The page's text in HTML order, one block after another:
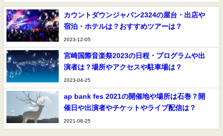
カウントダウンジャパン2324の屋台・出店や
宿泊・ホテルは？おすすめツアーは？
2023-12-05
宮崎国際音楽祭2023の日程・プログラムや出
演者は？場所やアクセスや駐車場は？
2023-04-25
ap bank fes 2021の開催地や場所は石巻？開
催日や出演者やチケットやライブ配信は？
2021-08-25